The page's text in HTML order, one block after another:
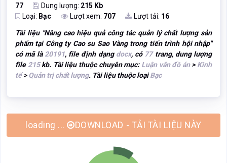
77
Dung lượng: 215 Kb
Loại: Bạc Lượt xem: 707 Lượt tải: 16
Tài liệu "Nâng cao hiệu quả công tác quản lý chất lượng sản
phẩm tại Công ty Cao su Sao Vàng trong tiến trình hội nhập"
có mã là 20191, file định dạng docx, có 77trang, dung lượng
file 215kb. Tài liệu thuộc chuyên mục: Luận văn đồ án> Kinh
tế>Quản trị chất lượng. Tài liệu thuộc loạiBạc
loading ... DOWNLOAD - TẢI TÀI LIỆU NÀY